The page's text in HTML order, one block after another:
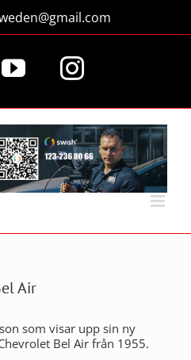
YouTubeInstagram
Air
som visar upp sin ny
Bel Air från 1955.